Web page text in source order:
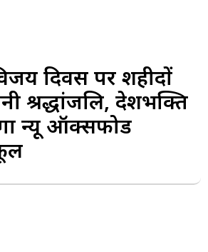
दिवस पर शहीदों
श्रद्धांजलि, देशभक्ति
न्यू ऑक्सफोर्ड